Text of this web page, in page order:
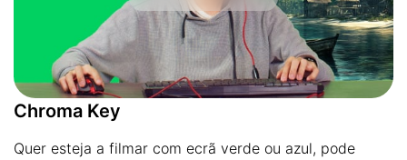
Chroma Key
Quer esteja a filmar com ecrã verde ou azul, pode